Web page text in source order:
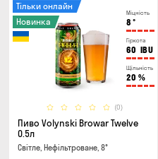
Міцність
8 °
Гіркота
60 IBU
Щільність
20 %
(0)
Тільки онлайн
Новинка
Пиво Volynski Browar Twelve
0.5л
Світле, Нефільтроване, 8°